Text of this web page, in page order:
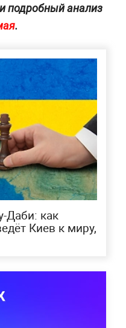
подробный анализ
.
Даби: как
Киев к миру,